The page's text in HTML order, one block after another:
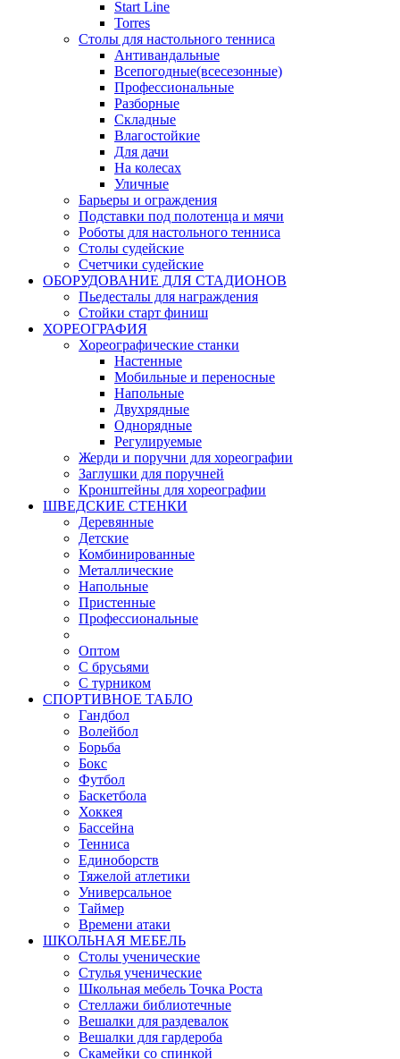
Start Line
Torres
Столы для настольного тенниса
Антивандальные
Всепогодные(всесезонные)
Профессиональные
Разборные
Складные
Влагостойкие
Для дачи
На колесах
Уличные
Барьеры и ограждения
Подставки под полотенца и мячи
Роботы для настольного тенниса
Столы судейские
Счетчики судейские
ОБОРУДОВАНИЕ ДЛЯ СТАДИОНОВ
Пьедесталы для награждения
Стойки старт финиш
ХОРЕОГРАФИЯ
Хореографические станки
Настенные
Мобильные и переносные
Напольные
Двухрядные
Однорядные
Регулируемые
Жерди и поручни для хореографии
Заглушки для поручней
Кронштейны для хореографии
ШВЕДСКИЕ СТЕНКИ
Деревянные
Детские
Комбинированные
Металлические
Напольные
Пристенные
Профессиональные
Оптом
С брусьями
С турником
СПОРТИВНОЕ ТАБЛО
Гандбол
Волейбол
Борьба
Бокс
Футбол
Баскетбола
Хоккея
Бассейна
Тенниса
Единоборств
Тяжелой атлетики
Универсальное
Таймер
Времени атаки
ШКОЛЬНАЯ МЕБЕЛЬ
Столы ученические
Стулья ученические
Школьная мебель Точка Роста
Стеллажи библиотечные
Вешалки для раздевалок
Вешалки для гардероба
Скамейки со спинкой